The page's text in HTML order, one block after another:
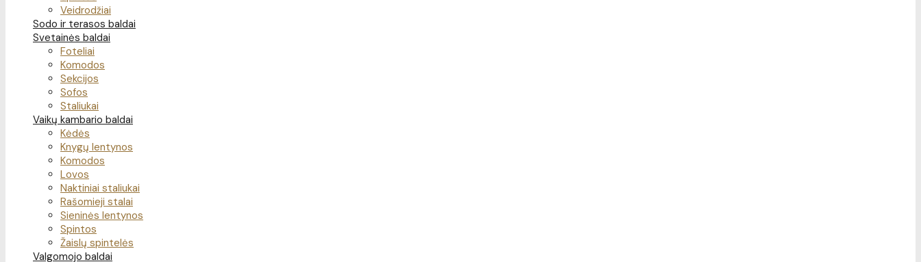
Veidrodžiai
Sodo ir terasos baldai
Svetainės baldai
Foteliai
Komodos
Sekcijos
Sofos
Staliukai
Vaikų kambario baldai
Kėdės
Knygų lentynos
Komodos
Lovos
Naktiniai staliukai
Rašomieji stalai
Sieninės lentynos
Spintos
Žaislų spintelės
Valgomojo baldai